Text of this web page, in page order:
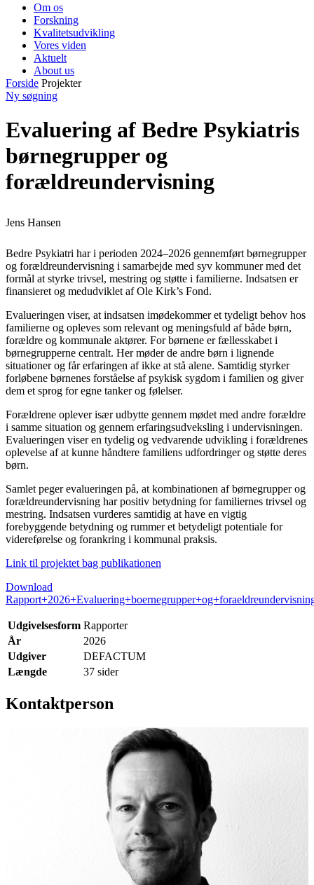
Om os
Forskning
Kvalitetsudvikling
Vores viden
Aktuelt
About us
Forside Projekter
Ny søgning
Evaluering af Bedre Psykiatris
børnegrupper og
forældreundervisning
Jens Hansen
Bedre Psykiatri har i perioden 2024–2026 gennemført børnegrupper
og forældreundervisning i samarbejde med syv kommuner med det
formål at styrke trivsel, mestring og støtte i familierne. Indsatsen er
finansieret og medudviklet af Ole Kirk’s Fond.
Evalueringen viser, at indsatsen imødekommer et tydeligt behov hos
familierne og opleves som relevant og meningsfuld af både børn,
forældre og kommunale aktører. For børnene er fællesskabet i
børnegrupperne centralt. Her møder de andre børn i lignende
situationer og får erfaringen af ikke at stå alene. Samtidig styrker
forløbene børnenes forståelse af psykisk sygdom i familien og giver
dem et sprog for egne tanker og følelser.
Forældrene oplever især udbytte gennem mødet med andre forældre
i samme situation og gennem erfaringsudveksling i undervisningen.
Evalueringen viser en tydelig og vedvarende udvikling i forældrenes
oplevelse af at kunne håndtere familiens udfordringer og støtte deres
børn.
Samlet peger evalueringen på, at kombinationen af børnegrupper og
forældreundervisning har positiv betydning for familiernes trivsel og
mestring. Indsatsen vurderes samtidig at have en vigtig
forebyggende betydning og rummer et betydeligt potentiale for
videreførelse og forankring i kommunal praksis.
Link til projektet bag publikationen
Download
Udgivelsesform Rapporter
År
2026
Udgiver
DEFACTUM
Længde
37 sider
Kontaktperson